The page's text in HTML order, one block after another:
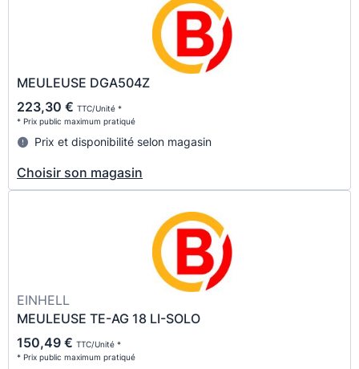
MEULEUSE DGA504Z
223,30 € TTC/Unité *
* Prix public maximum pratiqué
Prix et disponibilité selon magasin
Choisir son magasin
EINHELL
MEULEUSE TE-AG 18 LI-SOLO
150,49 € TTC/Unité *
* Prix public maximum pratiqué